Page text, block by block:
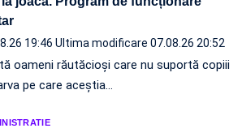
19:46 Ultima modificare 07.08.26 20:52
oameni răutăcioși care nu suportă copiii
pe care aceștia…